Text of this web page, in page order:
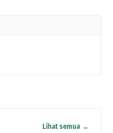
Lihat semua →